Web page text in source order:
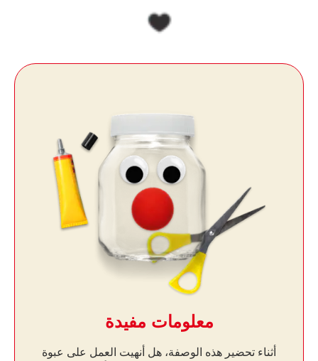
معلومات مفيدة
أثناء تحضير هذه الوصفة، هل أنهيت العمل على عبوة